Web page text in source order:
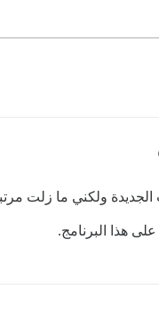
الجديدة ولكني ما زلت
هذا البرنامج.